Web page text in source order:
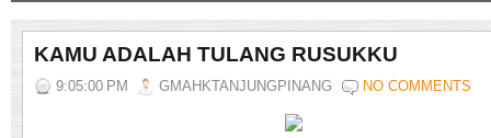
KAMU ADALAH TULANG RUSUKKU
9:05:00 PM GMAHKTANJUNGPINANG NO COMMENTS